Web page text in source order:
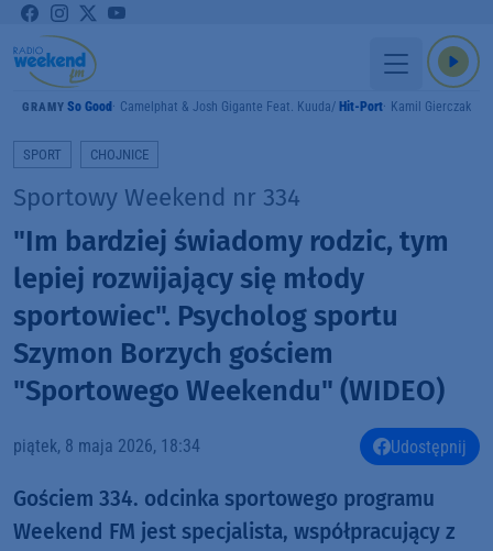
GRAMY So Good Camelphat & Josh Gigante Feat. Kuuda Hit-Port Kamil Gierczak
SPORT CHOJNICE
Sportowy Weekend nr 334
"Im bardziej świadomy rodzic, tym
lepiej rozwijający się młody
sportowiec". Psycholog sportu
Szymon Borzych gościem
"Sportowego Weekendu" (WIDEO)
piątek, 8 maja 2026, 18:34 Udostępnij
Gościem 334. odcinka sportowego programu
Weekend FM jest specjalista, współpracujący z